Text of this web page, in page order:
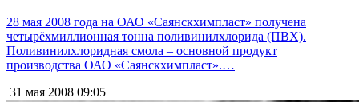
28 мая 2008 года на ОАО «Саянскхимпласт» получена
четырёхмиллионная тонна поливинилхлорида (ПВХ).
Поливинилхлоридная смола – основной продукт
производства ОАО «Саянскхимпласт».…
31 мая 2008 09:05